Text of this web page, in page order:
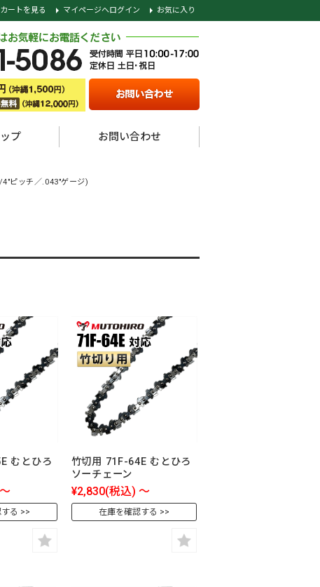
カートを見る マイページへログイン お気に入り
プ お問い合わせ
ピッチ／.043"ゲージ)
むとひろ
～
る
竹切用 71F-64E むとひろ
ソーチェーン
¥2,830(税込) ～
在庫を確認する